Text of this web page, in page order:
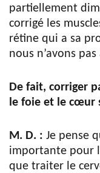
partiellement
corrigé les
rétine qui a sa
nous n’avons
De fait, corriger
le foie et le cœur
M. D. : Je pense
importante pour
que traiter le